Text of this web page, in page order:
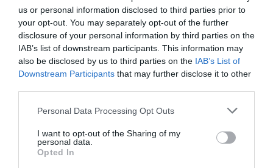
us or personal information disclosed to third parties prior to
your opt-out. You may separately opt-out of the further
disclosure of your personal information by third parties on the
IAB’s list of downstream participants. This information may
also be disclosed by us to third parties on the IAB’s List of
Downstream Participants that may further disclose it to other
Personal Data Processing Opt Outs
I want to opt-out of the Sharing of my
personal data.
Opted In